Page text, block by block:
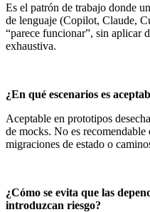
Es el patrón de trabajo donde
de lenguaje (Copilot, Claude,
“parece funcionar”, sin aplicar
exhaustiva.
¿En qué escenarios es
Aceptable en prototipos
de mocks. No es recomendable
migraciones de estado o
¿Cómo se evita que las
introduzcan riesgo?